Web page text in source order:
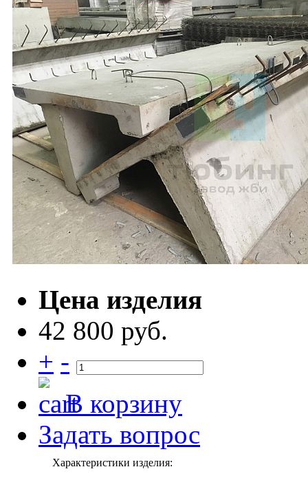
Цена изделия
42 800 руб.
+ -
В корзину
Задать вопрос
Характеристики изделия: